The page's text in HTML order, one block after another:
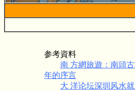
参考資料
南 方網旅遊：南頭
年的序言
大 洋论坛深圳风水